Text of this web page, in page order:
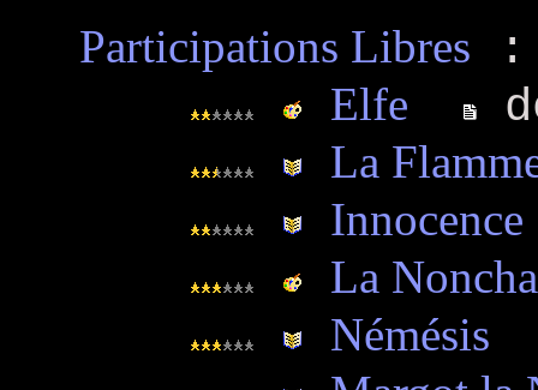
Participations Libres :
Elfe
La
Innocence
La
Némésis